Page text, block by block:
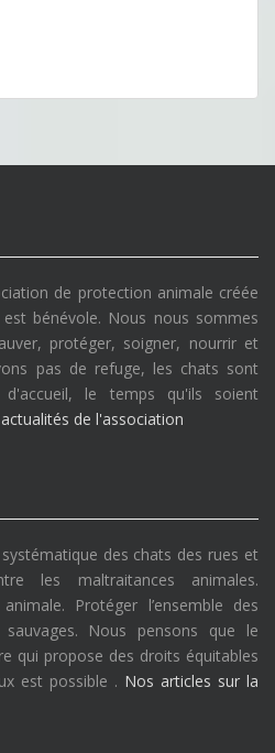
de protection animale créée
bénévole. Nous nous sommes
protéger, soigner, nourrir et
pas de refuge, les chats sont
le temps qu'ils soient
de l'association
des chats des rues et
les maltraitances animales.
Protéger l’ensemble des
Nous pensons que le
qui propose des droits équitables
est possible . Nos articles sur la